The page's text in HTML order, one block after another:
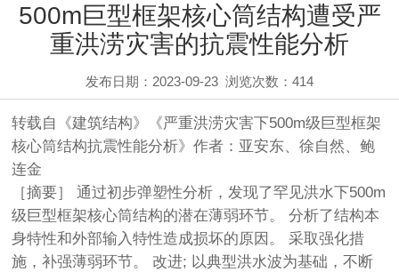
500m巨型框架核心筒结构遭受严
重洪涝灾害的抗震性能分析
发布日期：2023-09-23 浏览次数：414
转载自《建筑结构》《严重洪涝灾害下500m级巨型框架
核心筒结构抗震性能分析》作者：亚安东、徐自然、鲍
连金
［摘要］ 通过初步弹塑性分析，发现了罕见洪水下500m
级巨型框架核心筒结构的潜在薄弱环节。 分析了结构本
身特性和外部输入特性造成损坏的原因。 采取强化措
施，补强薄弱环节。 改进; 以典型洪水波为基础，不断